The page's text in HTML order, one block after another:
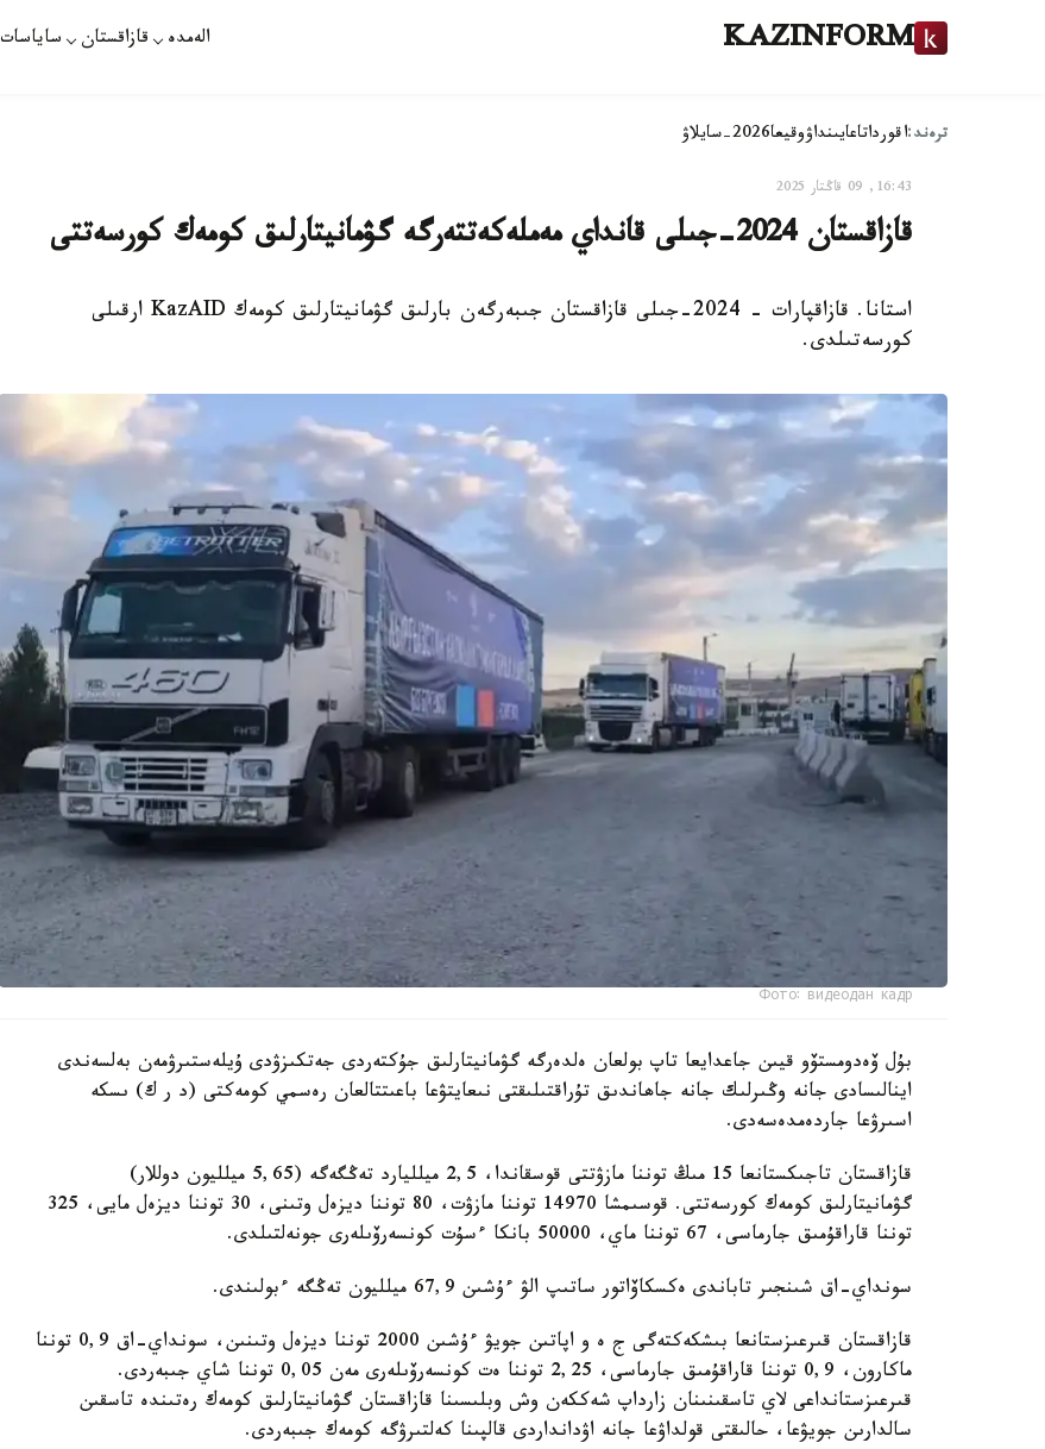
KAZINFORM الەمدە قازاقستان ساياسات
ترەند:اقورداتاعايىنداۋوقيعا2026-سايلاۋ
16:43, 09 قاڭتار 2025
قازاقستان 2024-جىلى قانداي مەملەكەتتەرگە گۋمانيتارلىق كومەك كورسەتتى
استانا. قازاقپارات - 2024-جىلى قازاقستان جىبەرگەن بارلىق گۋمانيتارلىق كومەك KazAID ارقىلى
كورسەتىلدى.
Фото: видеодан кадр
بۇل ۆەدومستۆو قيىن جاعدايعا تاپ بولعان ەلدەرگە گۋمانيتارلىق جۇكتەردى جەتكىزۋدى ۇيلەستىرۋمەن بەلسەندى
اينالىسادى جانە وڭىرلىك جانە جاھاندىق تۇراقتىلىقتى نىعايتۋعا باعىتتالعان رەسمي كومەكتى (د ر ك) ىسكە
اسىرۋعا جاردەمدەسەدى.
قازاقستان تاجىكستانعا 15 مىڭ توننا مازۋتتى قوسقاندا، 2,5 ميلليارد تەڭگەگە (5,65 ميلليون دوللار)
گۋمانيتارلىق كومەك كورسەتتى. قوسىمشا 14970 توننا مازۋت، 80 توننا ديزەل وتىنى، 30 توننا ديزەل مايى، 325
توننا قاراقۇمىق جارماسى، 67 توننا ماي، 50000 بانكا ءسۇت كونسەرۆىلەرى جونەلتىلدى.
سونداي-اق شىنجىر تاباندى ەكسكاۆاتور ساتىپ الۋ ءۇشىن 67,9 ميلليون تەڭگە ءبولىندى.
قازاقستان قىرعىزستانعا بىشكەكتەگى ج ە و اپاتىن جويۋ ءۇشىن 2000 توننا ديزەل وتىنىن، سونداي-اق 0,9 توننا
ماكارون، 0,9 توننا قاراقۇمىق جارماسى، 2,25 توننا ەت كونسەرۆىلەرى مەن 0,05 توننا شاي جىبەردى.
قىرعىزستانداعى لاي تاسقىنىنان زارداپ شەككەن وش وبلىسىنا قازاقستان گۋمانيتارلىق كومەك رەتىندە تاسقىن
سالدارىن جويۋعا، حالىقتى قولداۋعا جانە اۋدانداردى قالپىنا كەلتىرۋگە كومەك جىبەردى.